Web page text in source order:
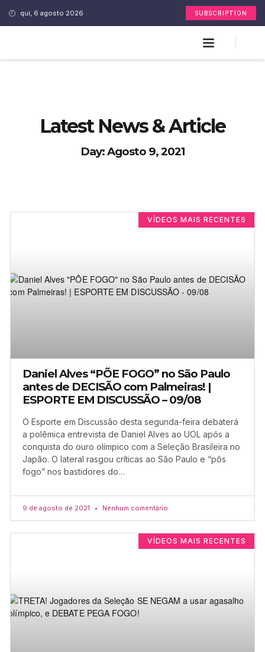
qui, 6 agosto 2026 SUBSCRIPTION
Latest News & Article
Day: Agosto 9, 2021
VÍDEOS MAIS RECENTES
Daniel Alves “PÕE FOGO” no São Paulo
antes de DECISÃO com Palmeiras! |
ESPORTE EM DISCUSSÃO – 09/08
O Esporte em Discussão desta segunda-feira debaterá
a polêmica entrevista de Daniel Alves ao UOL após a
conquista do ouro olímpico com a Seleção Brasileira no
Japão. O lateral rasgou críticas ao São Paulo e “pôs
fogo” nos bastidores do…
9 de agosto de 2021 Nenhum comentário
VÍDEOS MAIS RECENTES